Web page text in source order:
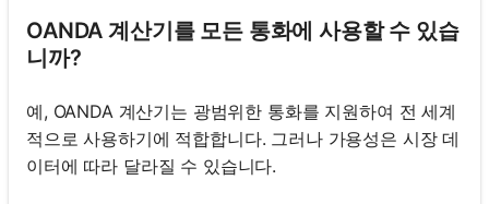
OANDA 계산기를 모든 통화에 사용할 수 있습
니까?
예, OANDA 계산기는 광범위한 통화를 지원하여 전 세계
적으로 사용하기에 적합합니다. 그러나 가용성은 시장 데
이터에 따라 달라질 수 있습니다.